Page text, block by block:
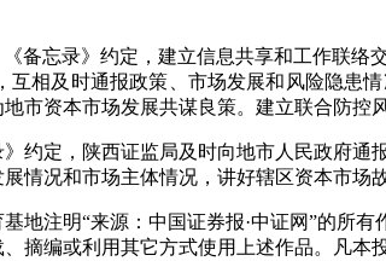
忘录》约定，建立信息共享和工作联络
相及时通报政策、市场发展和风险隐患
市资本市场发展共谋良策。建立联合防控
定，陕西证监局及时向地市人民政府通
情况和市场主体情况，讲好辖区资本市场
地注明“来源：中国证券报·中证网”的所
摘编或利用其它方式使用上述作品。凡本